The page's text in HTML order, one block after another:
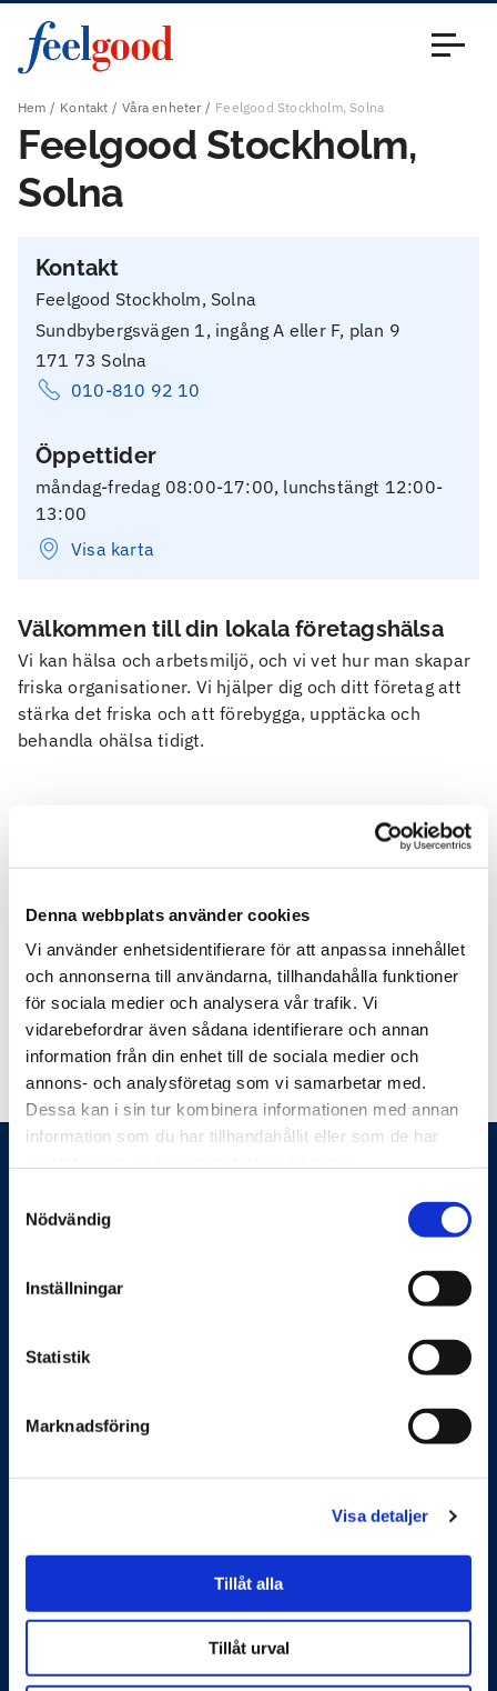
Denna webbplats använder cookies
Vi använder enhetsidentifierare för att anpassa innehållet
och annonserna till användarna, tillhandahålla funktioner
för sociala medier och analysera vår trafik. Vi
vidarebefordrar även sådana identifierare och annan
information från din enhet till de sociala medier och
annons- och analysföretag som vi samarbetar med.
Dessa kan i sin tur kombinera informationen med annan
information som du har tillhandahållit eller som de har
Nödvändig
Inställningar
Statistik
Marknadsföring
Visa detaljer
Tillåt alla
Tillåt urval
Hem Kontakt Våra enheter Feelgood Stockholm, Solna
Feelgood Stockholm,
Solna
Kontakt
Feelgood Stockholm, Solna
Sundbybergsvägen 1, ingång A eller F, plan 9
171 73 Solna
010-810 92 10
Öppettider
måndag-fredag 08:00-17:00, lunchstängt 12:00-
13:00
Visa karta
Välkommen till din lokala företagshälsa
Vi kan hälsa och arbetsmiljö, och vi vet hur man skapar
friska organisationer. Vi hjälper dig och ditt företag att
stärka det friska och att förebygga, upptäcka och
behandla ohälsa tidigt.
Är du eller ditt företag kund hos Feelgood?
Feelgood hjälper företag och organisationer att
vi genom systematiskt och förebyggande arbete med
arbetsmiljö, hållbar hälsa, ledarskap, medarbetarskap
och vid behov rehabilitering eller krishantering. Vi möter
våra kunder både digitalt och fysiskt över hela Sverige.
Organisation och ledarskap
Skadligt bruk